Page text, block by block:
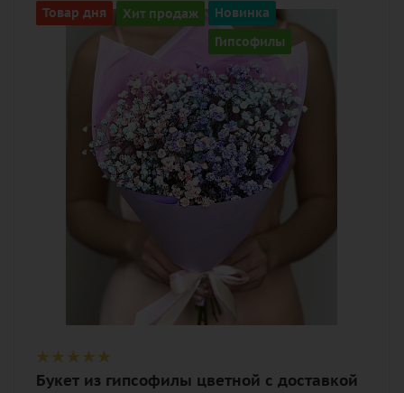
Товар дня Хит продаж Новинка
Гипсофилы
Количество
3
разноцветный
гипсофилы, лента, дизайнерская
упаковка
Букет из гипсофилы цветной с доставкой